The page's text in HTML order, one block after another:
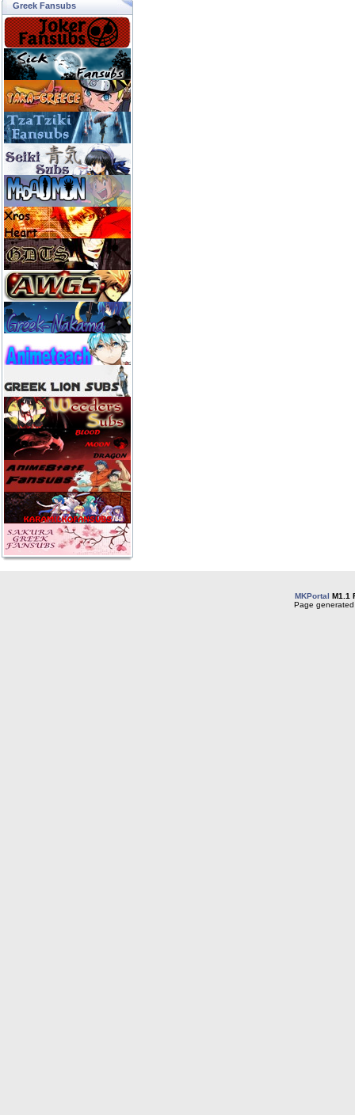
Greek Fansubs
MKPortal M1.1
Page